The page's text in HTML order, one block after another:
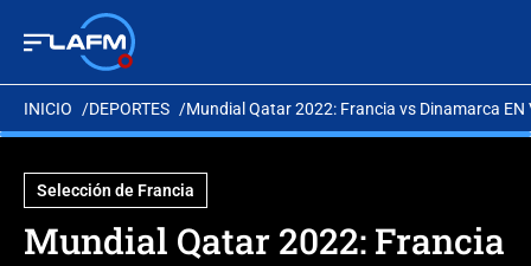
INICIO DEPORTES Mundial Qatar 2022: Francia vs Dinamarca EN
Selección de Francia
Mundial Qatar 2022: Francia